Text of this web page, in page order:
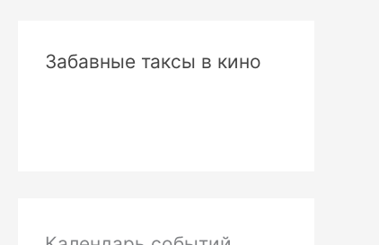
Забавные таксы в кино